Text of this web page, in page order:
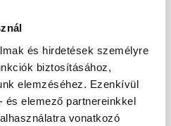
és hirdetések személyre
biztosításához,
elemzéséhez. Ezenkívül
és elemező partnereinkkel
vonatkozó